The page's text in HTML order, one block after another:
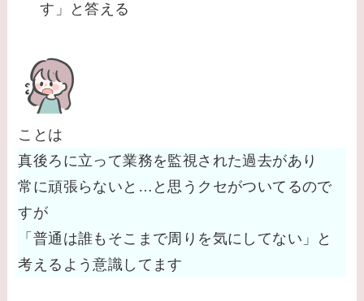
す」と答える
ことは
真後ろに立って業務を監視された過去があり
常に頑張らないと…と思うクセがついてるので
すが
「普通は誰もそこまで周りを気にしてない」と
考えるよう意識してます